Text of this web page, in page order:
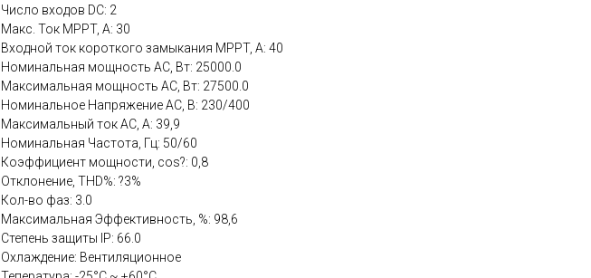
Число входов DC: 2
Макс. Ток MPPT, А: 30
Входной ток короткого замыкания MPPT, А: 40
Номинальная мощность AC, Вт: 25000.0
Максимальная мощность AC, Вт: 27500.0
Номинальное Напряжение AC, В: 230/400
Максимальный ток AC, А: 39,9
Номинальная Частота, Гц: 50/60
Коэффициент мощности, cos?: 0,8
Отклонение, THD%: ?3%
Кол-во фаз: 3.0
Максимальная Эффективность, %: 98,6
Степень защиты IP: 66.0
Охлаждение: Вентиляционное